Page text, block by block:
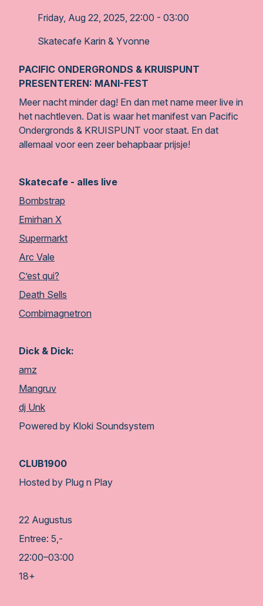
Friday, Aug 22, 2025, 22:00 - 03:00
Skatecafe Karin & Yvonne
PACIFIC ONDERGRONDS & KRUISPUNT
PRESENTEREN: MANI-FEST
Meer nacht minder dag! En dan met name meer live in
het nachtleven. Dat is waar het manifest van Pacific
Ondergronds & KRUISPUNT voor staat. En dat
allemaal voor een zeer behapbaar prijsje!
Skatecafe - alles live
Bombstrap
Emirhan X
Supermarkt
Arc Vale
C’est qui?
Death Sells
Combimagnetron
Dick & Dick:
amz
Mangruv
dj Unk
Powered by Kloki Soundsystem
CLUB1900
Hosted by Plug n Play
22 Augustus
Entree: 5,-
22:00–03:00
18+